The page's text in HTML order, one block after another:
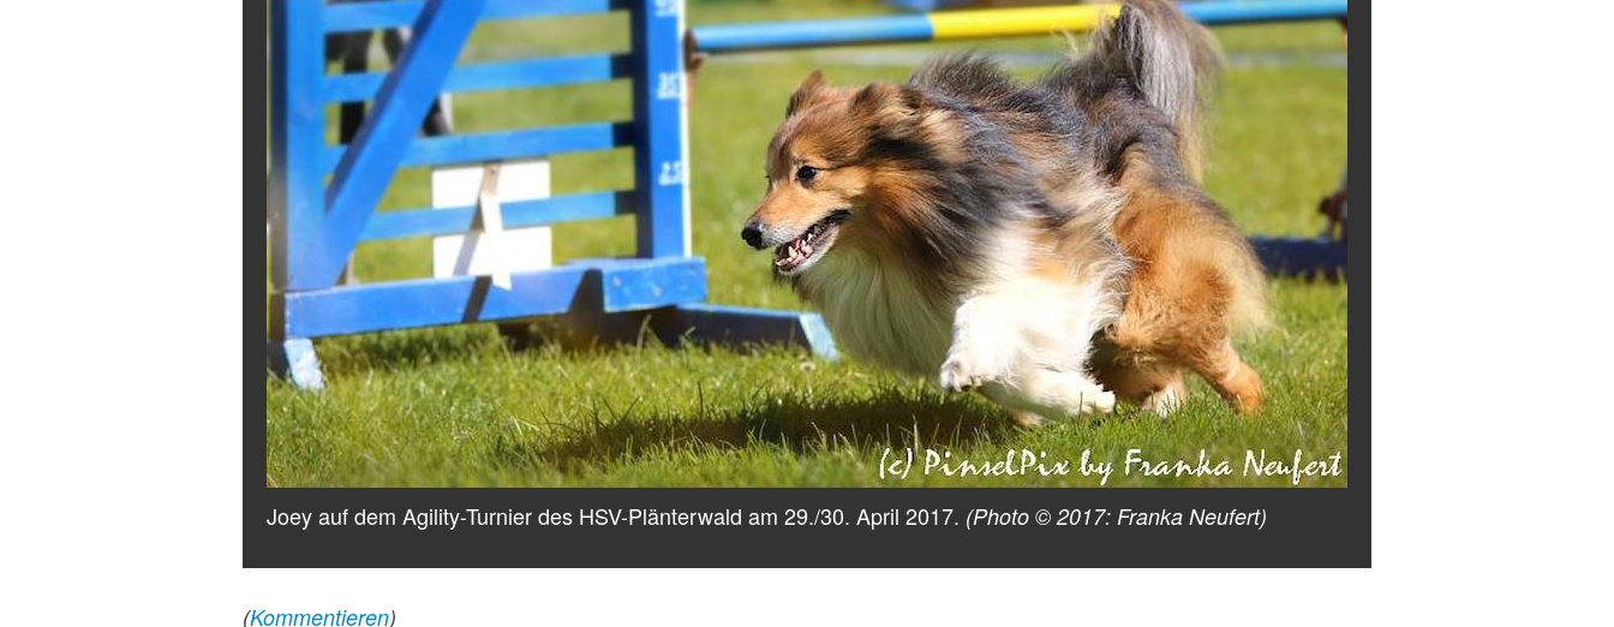
Joey auf dem Agility-Turnier des HSV-Plänterwald am 29./30. April 2017. (Photo © 2017: Franka Neufert)
(Kommentieren)